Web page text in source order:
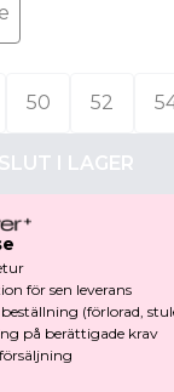
50 52
SLUT I LAGER
för sen leverans
(förlorad,
på berättigade krav